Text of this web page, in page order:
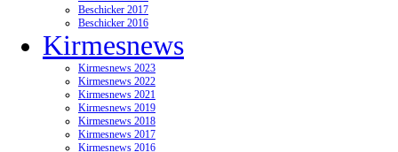
Beschicker 2017
Beschicker 2016
Kirmesnews
Kirmesnews 2023
Kirmesnews 2022
Kirmesnews 2021
Kirmesnews 2019
Kirmesnews 2018
Kirmesnews 2017
Kirmesnews 2016